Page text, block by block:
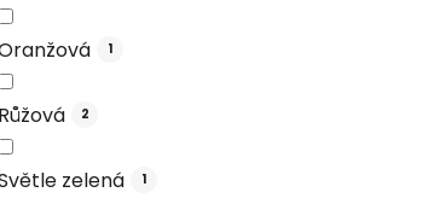
1
2
zelená 1